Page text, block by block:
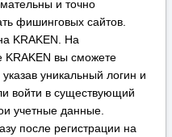
требующий ввода
и защитит ваш
доступа.
работе с KRAKEN:
KRAKEN. Адреса
для обеспечения
Всегда проверяйте их